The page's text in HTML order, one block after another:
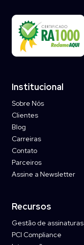
Institucional
Sobre Nós
Clientes
Blog
Carreiras
Contato
Parceiros
Assine a Newsletter
Recursos
Gestão de assinaturas
PCI Compliance